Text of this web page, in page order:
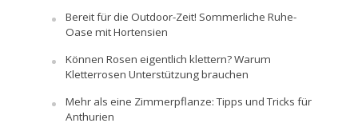
Bereit für die Outdoor-Zeit! Sommerliche Ruhe-
Oase mit Hortensien
Können Rosen eigentlich klettern? Warum
Kletterrosen Unterstützung brauchen
Mehr als eine Zimmerpflanze: Tipps und Tricks für
Anthurien